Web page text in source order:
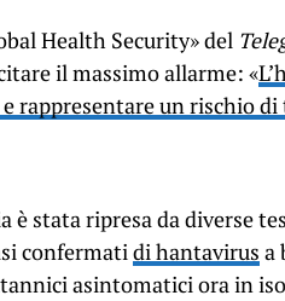
Health Security» del
il massimo allarme: «
rappresentare un rischio
è stata ripresa da diverse
confermatidi hantavirus a
asintomatici ora in